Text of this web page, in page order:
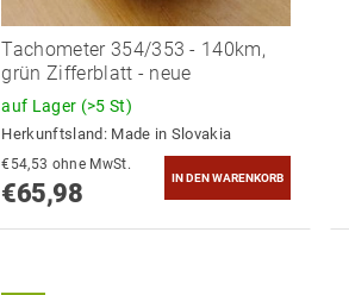
Tachometer 354/353 - 140km,
grün Zifferblatt - neue
auf Lager (>5 St)
Herkunftsland: Made in Slovakia
€54,53 ohne MwSt.
€65,98